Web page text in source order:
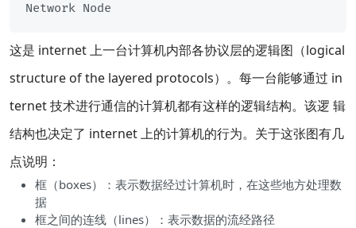
这是 internet 上一台计算机内部各协议层的逻辑图（logical
structure of the layered protocols）。每一台能够通过 in
ternet 技术进行通信的计算机都有这样的逻辑结构。该逻 辑
结构也决定了 internet 上的计算机的行为。关于这张图有几
点说明：
框（boxes）：表示数据经过计算机时，在这些地方处理数
据
框之间的连线（lines）：表示数据的流经路径